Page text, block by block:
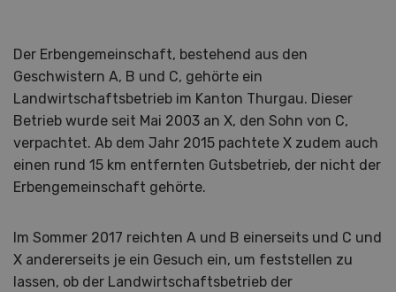
Der Erbengemeinschaft, bestehend aus den
Geschwistern A, B und C, gehörte ein
Landwirtschaftsbetrieb im Kanton Thurgau. Dieser
Betrieb wurde seit Mai 2003 an X, den Sohn von C,
verpachtet. Ab dem Jahr 2015 pachtete X zudem auch
einen rund 15 km entfernten Gutsbetrieb, der nicht der
Erbengemeinschaft gehörte.
Im Sommer 2017 reichten A und B einerseits und C und
X andererseits je ein Gesuch ein, um feststellen zu
lassen, ob der Landwirtschaftsbetrieb der